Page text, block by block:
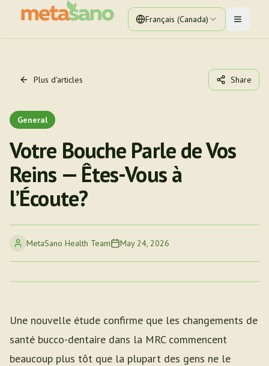
Français (Canada) Toggle
Plus d'articles Share
General
Votre Bouche Parle de Vos
Reins — Êtes-Vous à
l’Écoute?
MetaSano Health Team May 24, 2026
Une nouvelle étude confirme que les changements de
santé bucco-dentaire dans la MRC commencent
beaucoup plus tôt que la plupart des gens ne le